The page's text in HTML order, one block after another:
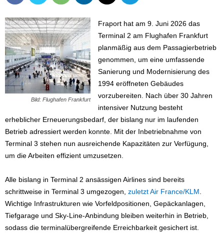
Bild: Flughafen Frankfurt
Fraport hat am 9. Juni 2026 das
Terminal 2 am Flughafen Frankfurt
planmäßig aus dem Passagierbetrieb
genommen, um eine umfassende
Sanierung und Modernisierung des
1994 eröffneten Gebäudes
vorzubereiten. Nach über 30 Jahren
intensiver Nutzung besteht
erheblicher Erneuerungsbedarf, der bislang nur im laufenden
Betrieb adressiert werden konnte. Mit der Inbetriebnahme von
Terminal 3 stehen nun ausreichende Kapazitäten zur Verfügung,
um die Arbeiten effizient umzusetzen.
Alle bislang in Terminal 2 ansässigen Airlines sind bereits
schrittweise in Terminal 3 umgezogen, zuletzt Air France/KLM
Wichtige Infrastrukturen wie Vorfeldpositionen, Gepäckanlagen,
Tiefgarage und Sky-Line-Anbindung bleiben weiterhin in Betrieb,
sodass die terminalübergreifende Erreichbarkeit gesichert ist.